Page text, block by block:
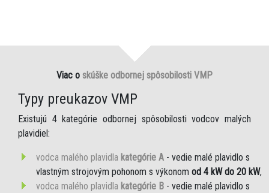
Viac o skúške odbornej spôsobilosti VMP
Typy preukazov VMP
Existujú 4 kategórie odbornej spôsobilosti vodcov malých
plavidiel:
vodca malého plavidla kategórie A - vedie malé plavidlo s
vlastným strojovým pohonom s výkonom od 4 kW do 20 kW,
vodca malého plavidla kategórie B - vedie malé plavidlo s